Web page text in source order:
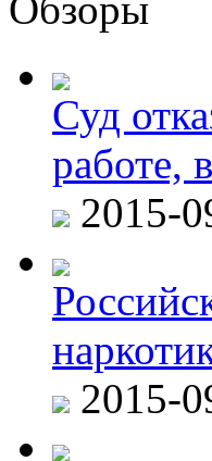
Суд
работе,
2015-
2015-